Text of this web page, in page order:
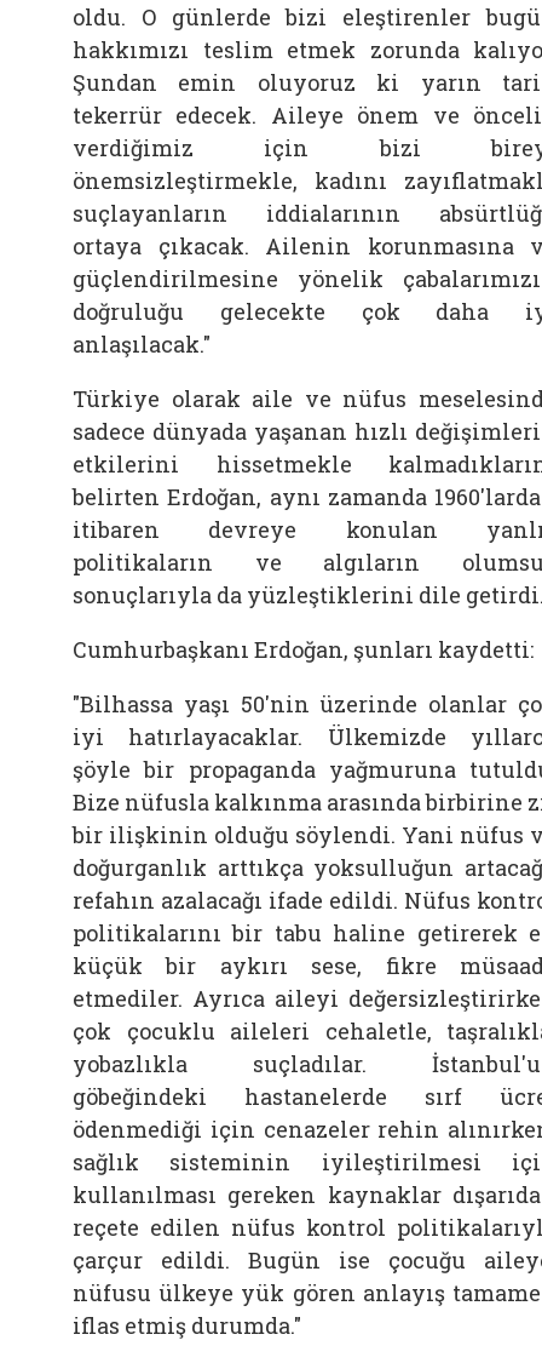
oldu. O günlerde bizi eleştirenler
hakkımızı teslim etmek zorunda
Şundan emin oluyoruz ki yarın
tekerrür edecek. Aileye önem ve
verdiğimiz için bizi
önemsizleştirmekle, kadını
suçlayanların iddialarının
ortaya çıkacak. Ailenin korunmasına
güçlendirilmesine yönelik
doğruluğu gelecekte çok daha
anlaşılacak."
Türkiye olarak aile ve nüfus
sadece dünyada yaşanan hızlı
etkilerini hissetmekle
belirten Erdoğan, aynı zamanda
itibaren devreye konulan
politikaların ve algıların
sonuçlarıyla da yüzleştiklerini dile
Cumhurbaşkanı Erdoğan, şunları kaydetti:
"Bilhassa yaşı 50'nin üzerinde olanlar
iyi hatırlayacaklar. Ülkemizde
şöyle bir propaganda yağmuruna
Bize nüfusla kalkınma arasında birbirine
bir ilişkinin olduğu söylendi. Yani nüfus
doğurganlık arttıkça yoksulluğun
refahın azalacağı ifade edildi. Nüfus
politikalarını bir tabu haline getirerek
küçük bir aykırı sese, fikre
etmediler. Ayrıca aileyi
çok çocuklu aileleri cehaletle,
yobazlıkla suçladılar.
göbeğindeki hastanelerde sırf
ödenmediği için cenazeler rehin
sağlık sisteminin iyileştirilmesi
kullanılması gereken kaynaklar
reçete edilen nüfus kontrol
çarçur edildi. Bugün ise çocuğu
nüfusu ülkeye yük gören anlayış
iflas etmiş durumda."